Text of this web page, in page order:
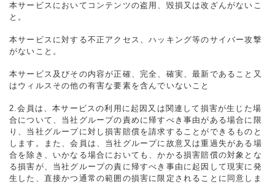
本サービスにおいてコンテンツの盗用、毀損又は改ざんがないこ
と。
本サービスに対する不正アクセス、ハッキング等のサイバー攻撃
がないこと。
本サービス及びその内容が正確、完全、確実、最新であること又
はウィルスその他の有害な要素を含んでいないこと
2.会員は、本サービスの利用に起因又は関連して損害が生じた場
合について、当社グループの責めに帰すべき事由がある場合に限
り、当社グループに対し損害賠償を請求することができるものと
します。また、会員は、当社グループに故意又は重過失がある場
合を除き、いかなる場合においても、かかる損害賠償の対象とな
る損害が、当社グループの責に帰すべき事由に起因して現実に発
生した、直接かつ通常の範囲の損害に限定されることに同意しま